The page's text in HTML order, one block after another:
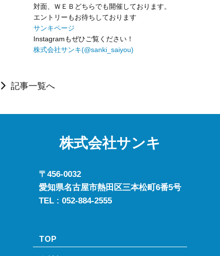
対面、ＷＥＢどちらでも開催しております。
エントリーもお待ちしております
サンキページ
Instagramもぜひご覧ください！
株式会社サンキ(@sanki_saiyou)
記事一覧へ
株式会社サンキ
〒456-0032
愛知県名古屋市熱田区三本松町6番5号
TEL : 052-884-2555
TOP